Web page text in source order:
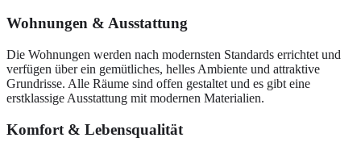
Wohnungen & Ausstattung
Die Wohnungen werden nach modernsten Standards errichtet und
verfügen über ein gemütliches, helles Ambiente und attraktive
Grundrisse. Alle Räume sind offen gestaltet und es gibt eine
erstklassige Ausstattung mit modernen Materialien.
Komfort & Lebensqualität